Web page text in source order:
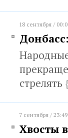
18 сентября /
стрелять {
7 сентября / 23:49
Хвосты